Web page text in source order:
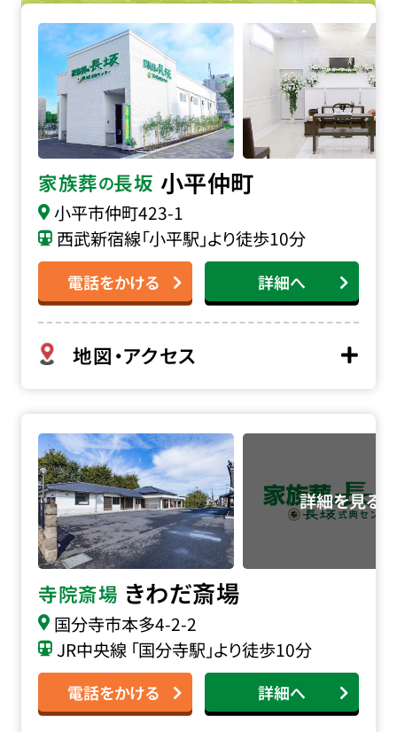
家族葬の長坂 小平仲町
小平市仲町423-1
西武新宿線「小平駅」より徒歩10分
電話をかける 詳細へ
地図・アクセス
家族葬の長坂 小平仲町の詳細へ
寺院斎場 きわだ斎場
国分寺市本多4-2-2
JR中央線 「国分寺駅」より徒歩10分
電話をかける 詳細へ